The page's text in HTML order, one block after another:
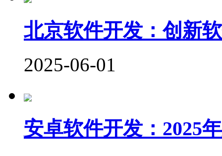
北京软件开发：创新
2025-06-01
安卓软件开发：2025